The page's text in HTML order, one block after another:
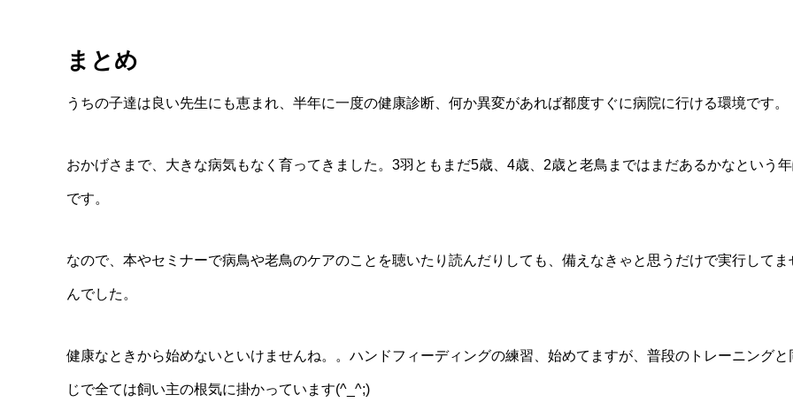
まとめ
うちの子達は良い先生にも恵まれ、半年に一度の健康診断、何か異変があれば都度すぐに病院に行ける環境です。
おかげさまで、大きな病気もなく育ってきました。3羽ともまだ5歳、4歳、2歳と老鳥まではまだあるかなという
です。
なので、本やセミナーで病鳥や老鳥のケアのことを聴いたり読んだりしても、備えなきゃと思うだけで実行してま
んでした。
健康なときから始めないといけませんね。。ハンドフィーディングの練習、始めてますが、普段のトレーニングと
じで全ては飼い主の根気に掛かっています(^_^;)